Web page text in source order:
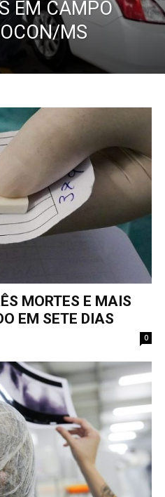
EM CAMPO
MS
MORTES E MAIS
EM SETE DIAS
0